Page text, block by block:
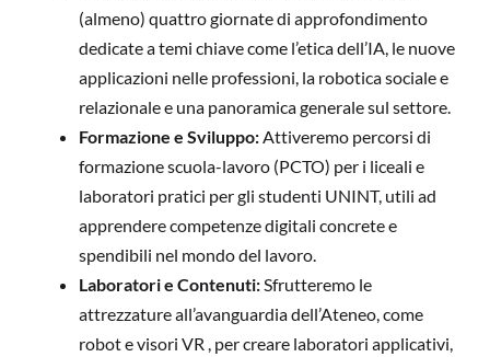
(almeno) quattro giornate di approfondimento
dedicate a temi chiave come l’etica dell’IA, le nuove
applicazioni nelle professioni, la robotica sociale e
relazionale e una panoramica generale sul settore.
Formazione e Sviluppo: Attiveremo percorsi di
formazione scuola-lavoro (PCTO) per i liceali e
laboratori pratici per gli studenti UNINT, utili ad
apprendere competenze digitali concrete e
spendibili nel mondo del lavoro.
Laboratori e Contenuti: Sfrutteremo le
attrezzature all’avanguardia dell’Ateneo, come
robot e visori VR , per creare laboratori applicativi,